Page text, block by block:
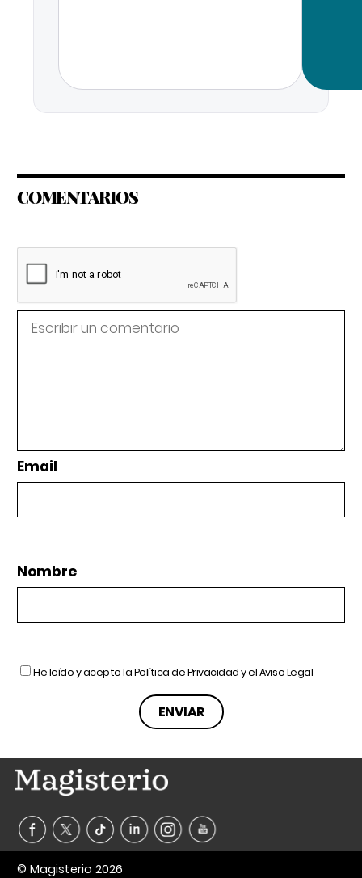
COMENTARIOS
Email
Nombre
He leído y acepto laPolítica de Privacidady elAviso Legal
© Magisterio 2026